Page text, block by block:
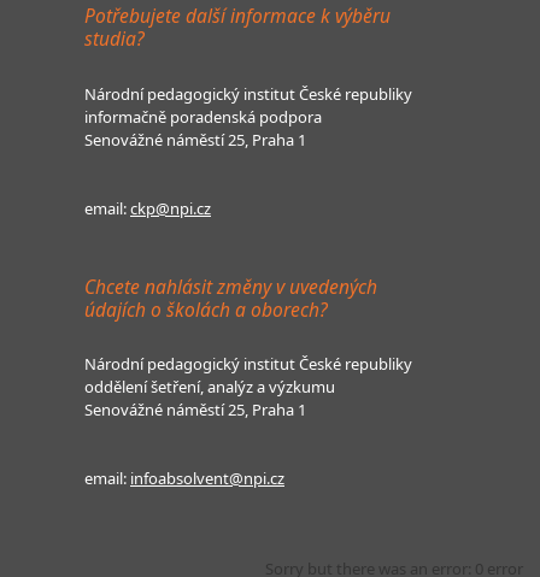
Sorry but there was an error: 0 error
Potřebujete další informace k výběru
studia?
Národní pedagogický institut České republiky
informačně poradenská podpora
Senovážné náměstí 25, Praha 1
email:ckp@npi.cz
Chcete nahlásit změny v uvedených
údajích o školách a oborech?
Národní pedagogický institut České republiky
oddělení šetření, analýz a výzkumu
Senovážné náměstí 25, Praha 1
email: infoabsolvent@npi.cz